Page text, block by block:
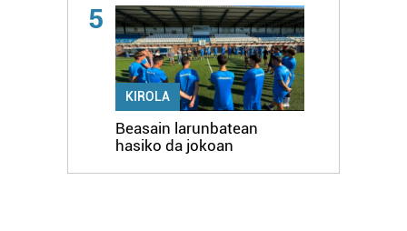
5
KIROLA
Beasain larunbatean
hasiko da jokoan